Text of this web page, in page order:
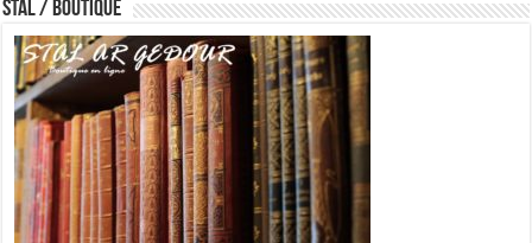
STAL / BOUTIQUE